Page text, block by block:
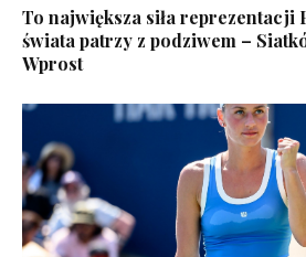
To największa siła reprezentacji
świata patrzy z podziwem –
Wprost